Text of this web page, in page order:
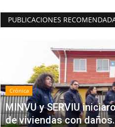
PUBLICACIONES
Crónica
MINVU y SERVIU
de viviendas con